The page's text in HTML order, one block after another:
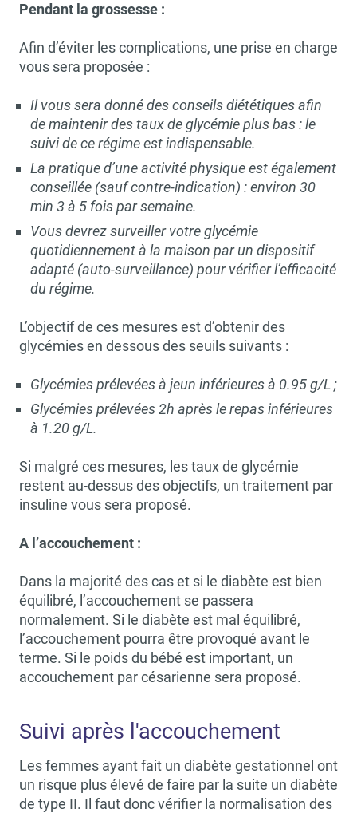
Pendant la grossesse :
Afin d’éviter les complications, une prise en charge
vous sera proposée :
Il vous sera donné des conseils diététiques afin
de maintenir des taux de glycémie plus bas : le
suivi de ce régime est indispensable.
La pratique d’une activité physique est également
conseillée (sauf contre-indication) : environ 30
min 3 à 5 fois par semaine.
Vous devrez surveiller votre glycémie
quotidiennement à la maison par un dispositif
adapté (auto-surveillance) pour vérifier l’efficacité
du régime.
L’objectif de ces mesures est d’obtenir des
glycémies en dessous des seuils suivants :
Glycémies prélevées à jeun inférieures à 0.95 g/L ;
Glycémies prélevées 2h après le repas inférieures
à 1.20 g/L.
Si malgré ces mesures, les taux de glycémie
restent au-dessus des objectifs, un traitement par
insuline vous sera proposé.
A l’accouchement :
Dans la majorité des cas et si le diabète est bien
équilibré, l’accouchement se passera
normalement. Si le diabète est mal équilibré,
l’accouchement pourra être provoqué avant le
terme. Si le poids du bébé est important, un
accouchement par césarienne sera proposé.
Suivi après l'accouchement
Les femmes ayant fait un diabète gestationnel ont
un risque plus élevé de faire par la suite un diabète
de type II. Il faut donc vérifier la normalisation des